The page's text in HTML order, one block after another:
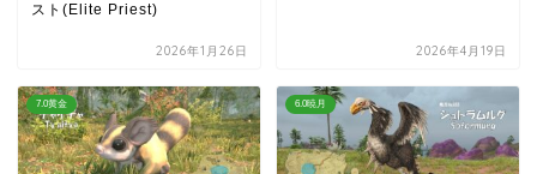
スト(Elite Priest)
2026年1月26日 2026年4月19日
7.0黄金 6.0暁月